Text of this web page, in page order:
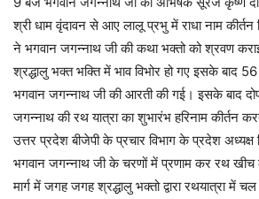
श्री धाम वृंदावन से आए लालू प्रभु में राधा नाम
ने भगवान जगन्नाथ जी की कथा भक्तो को श्रवण
श्रद्धालु भक्त भक्ति में भाव विभोर हो गए इसके बाद
भगवान जगन्नाथ जी की आरती की गई। इसके बाद
जगन्नाथ की रथ यात्रा का शुभारंभ हरिनाम कीर्तन
उत्तर प्रदेश बीजेपी के प्रचार विभाग के प्रदेश
भगवान जगन्नाथ जी के चरणों में प्रणाम कर रथ खीच
मार्ग में जगह जगह श्रद्धालु भक्तो द्वारा रथयात्रा में